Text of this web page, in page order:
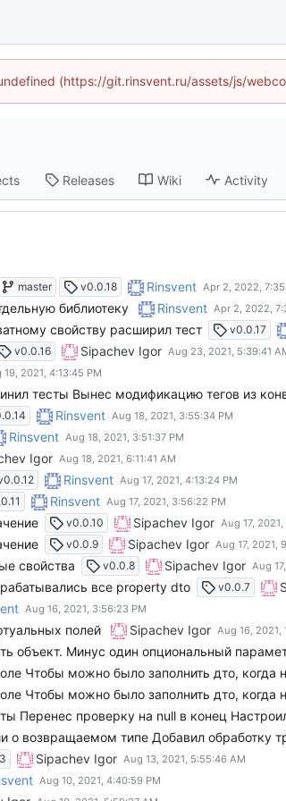
(https://git.rinsvent.ru/assets/js/
Releases Wiki Activity
master v0.0.18 Rinsvent
библиотеку Rinsvent
свойству расширил тест v0.0.17
v0.0.16 Sipachev Igor
Rinsvent
Rinsvent
Igor
Rinsvent
Rinsvent
v0.0.10 Sipachev Igor
v0.0.9 Sipachev Igor
свойства v0.0.8 Sipachev Igor
все property dto v0.0.7
полей Sipachev Igor
объект. Минус один опциональный
Чтобы можно было заполнить дто, когда
Чтобы можно было заполнить дто, когда
Перенес проверку на null в конец
Sipachev Igor